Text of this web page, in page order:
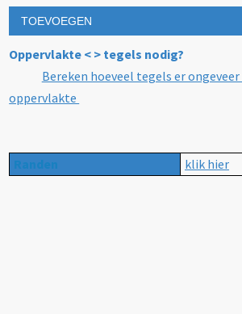
TOEVOEGEN
Oppervlakte < > tegels nodig?
Bereken hoeveel tegels er
oppervlakte
Randen klik hier